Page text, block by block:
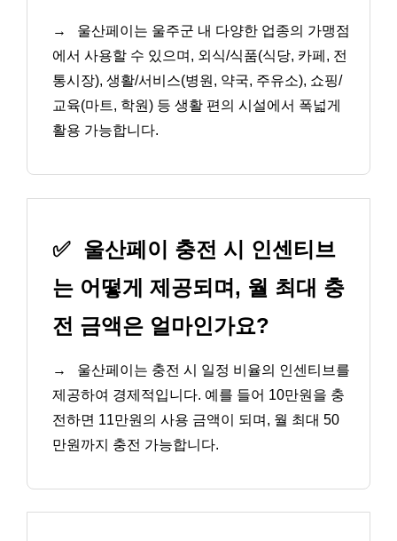
→
울산페이는 울주군 내 다양한 업종의 가맹점
에서 사용할 수 있으며, 외식/식품(식당, 카페, 전
통시장), 생활/서비스(병원, 약국, 주유소), 쇼핑/
교육(마트, 학원) 등 생활 편의 시설에서 폭넓게
활용 가능합니다.
✅ 울산페이 충전 시 인센티브
는 어떻게 제공되며, 월 최대 충
전 금액은 얼마인가요?
→
울산페이는 충전 시 일정 비율의 인센티브를
제공하여 경제적입니다. 예를 들어 10만원을 충
전하면 11만원의 사용 금액이 되며, 월 최대 50
만원까지 충전 가능합니다.